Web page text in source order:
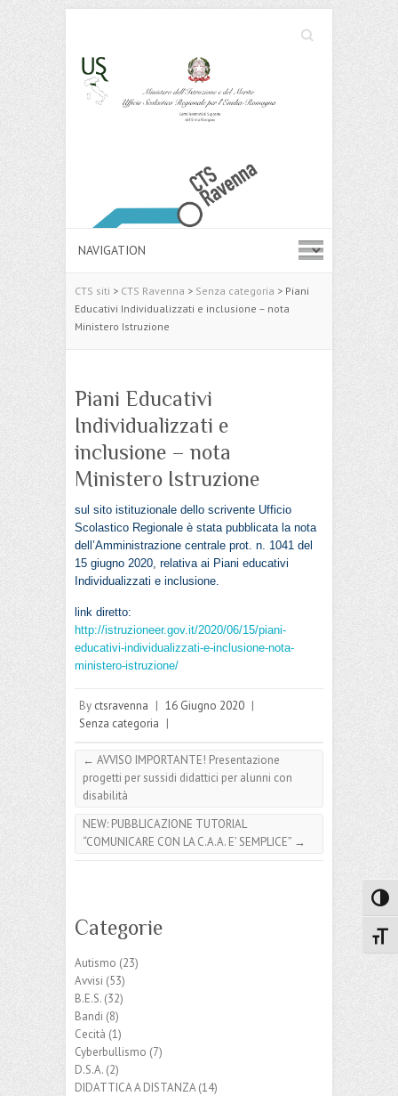
Search
Cerca
CTS siti > CTS Ravenna > Senza categoria > Piani
Educativi Individualizzati e inclusione – nota
Ministero Istruzione
Piani Educativi
Individualizzati e
inclusione – nota
Ministero Istruzione
sul sito istituzionale dello scrivente Ufficio
Scolastico Regionale è stata pubblicata la nota
dell’Amministrazione centrale prot. n. 1041 del
15 giugno 2020, relativa ai Piani educativi
Individualizzati e inclusione.
link diretto:
http://istruzioneer.gov.it/2020/06/15/piani-
educativi-individualizzati-e-inclusione-nota-
ministero-istruzione/
By ctsravenna | 16 Giugno 2020 |
Senza categoria |
← AVVISO IMPORTANTE! Presentazione
progetti per sussidi didattici per alunni con
disabilità
NEW: PUBBLICAZIONE TUTORIAL
“COMUNICARE CON LA C.A.A. E’ SEMPLICE” →
Categorie
Autismo (23)
Avvisi (53)
B.E.S. (32)
Bandi (8)
Cecità (1)
Cyberbullismo (7)
D.S.A. (2)
DIDATTICA A DISTANZA(14)